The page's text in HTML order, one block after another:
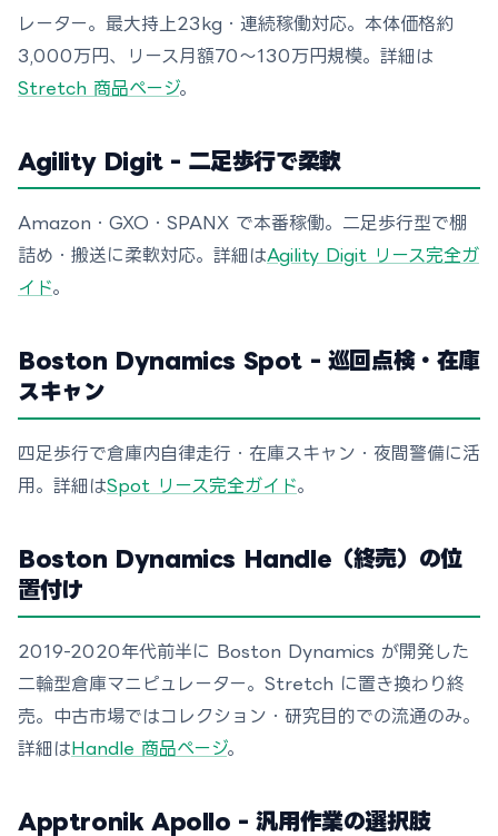
レーター。最大持上23kg・連続稼働対応。本体価格約
3,000万円、リース月額70〜130万円規模。詳細は
Stretch 商品ページ。
Agility Digit - 二足歩行で柔軟
Amazon・GXO・SPANX で本番稼働。二足歩行型で棚
詰め・搬送に柔軟対応。詳細はAgility Digit リース完全ガ
イド。
Boston Dynamics Spot - 巡回点検・在庫
スキャン
四足歩行で倉庫内自律走行・在庫スキャン・夜間警備に活
用。詳細はSpot リース完全ガイド。
Boston Dynamics Handle（終売）の位
置付け
2019-2020年代前半に Boston Dynamics が開発した
二輪型倉庫マニピュレーター。Stretch に置き換わり終
売。中古市場ではコレクション・研究目的での流通のみ。
詳細はHandle 商品ページ。
Apptronik Apollo - 汎用作業の選択肢